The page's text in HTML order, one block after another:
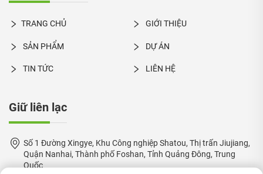
TRANG CHỦ GIỚI THIỆU
SẢN PHẨM DỰ ÁN
TIN TỨC LIÊN HỆ
Giữ liên lạc
Số 1 Đường Xingye, Khu Công nghiệp Shatou, Thị trấn Jiujiang,
Quận Nanhai, Thành phố Foshan, Tỉnh Quảng Đông, Trung
Quốc